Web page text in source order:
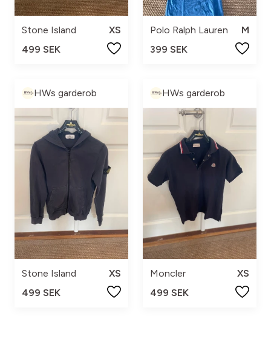
Stone Island
XS
499 SEK
Polo Ralph Lauren
M
399 SEK
HWs garderob
Stone Island
XS
499 SEK
HWs garderob
Moncler
XS
499 SEK